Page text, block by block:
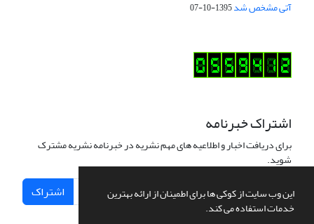
این وب سایت از کوکی ها برای اطمینان از ارائه بهترین
خدمات استفاده می کند.
آتی مشخص شد1395-10-07
اشتراک خبرنامه
برای دریافت اخبار و اطلاعیه های مهم نشریه در خبرنامه نشریه مشترک
شوید.
اشتراک